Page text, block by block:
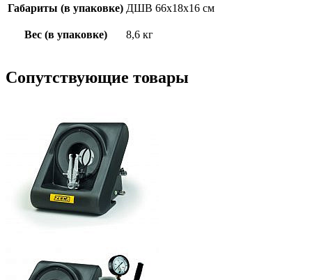
Габариты (в упаковке) ДШВ 66х18х16 см
Вес (в упаковке) 8,6 кг
Сопутствующие товары